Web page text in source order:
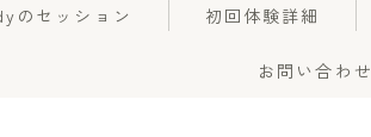
のセッション 初回体験詳細
お問い合わせ
Re:Bodyのセッション